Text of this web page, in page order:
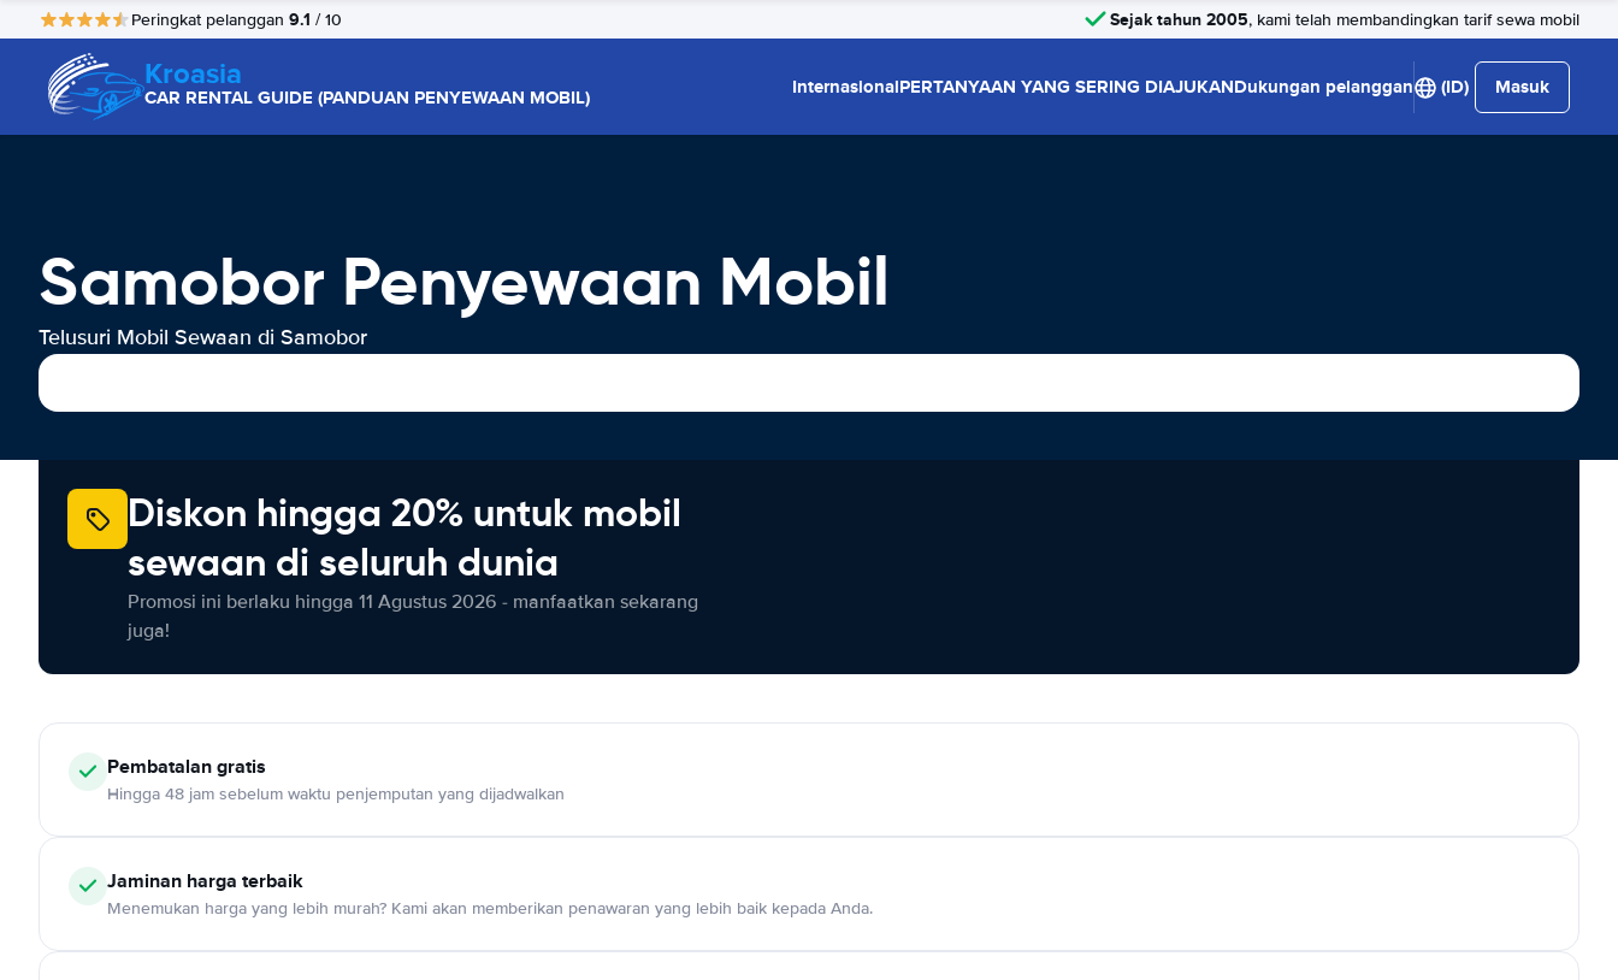
Peringkat pelanggan 9.1 / 10 Sejak tahun 2005, kami telah membandingkan tarif sewa mobil
Kroasia
CAR RENTAL GUIDE (PANDUAN PENYEWAAN MOBIL) InternasionalPERTANYAAN YANG SERING DIAJUKANDukungan pelanggan (ID) Masuk
Samobor Penyewaan Mobil
Telusuri Mobil Sewaan di Samobor
Diskon hingga 20% untuk mobil
sewaan di seluruh dunia
Promosi ini berlaku hingga 11 Agustus 2026 - manfaatkan sekarang
juga!
Pembatalan gratis
Hingga 48 jam sebelum waktu penjemputan yang dijadwalkan
Jaminan harga terbaik
Menemukan harga yang lebih murah? Kami akan memberikan penawaran yang lebih baik kepada Anda.